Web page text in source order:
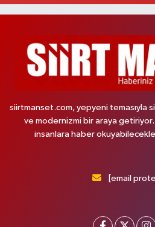
siirtmanset.com, yepyeni temasıyla
ve modernizmi bir araya getiriyor.
insanlara haber
[email